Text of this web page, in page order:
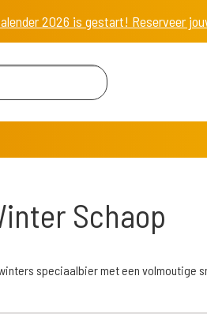
2026 is gestart! Reserveer
Schaop
speciaalbier met een volmoutige